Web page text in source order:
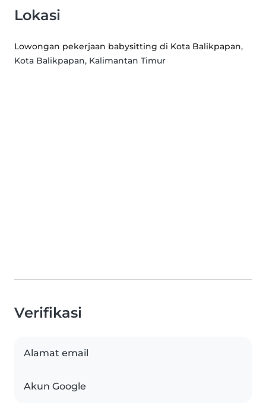
Lokasi
Lowongan pekerjaan babysitting di Kota Balikpapan,
Kota Balikpapan, Kalimantan Timur
Verifikasi
Alamat email
Akun Google